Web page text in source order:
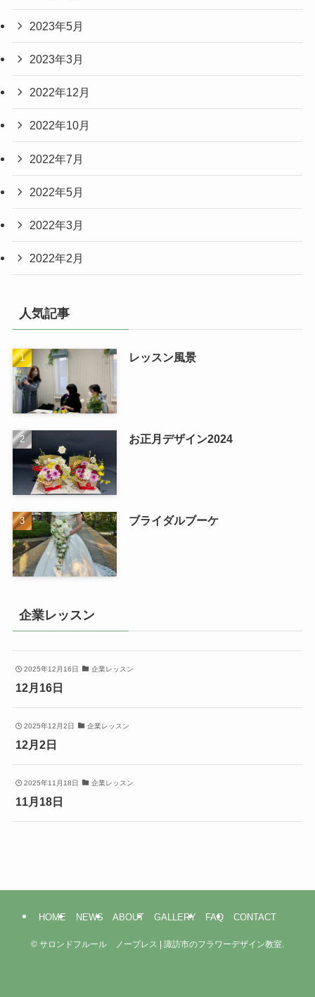
2023年5月
2023年3月
2022年12月
2022年10月
2022年7月
2022年5月
2022年3月
2022年2月
人気記事
レッスン風景
お正月デザイン2024
ブライダルブーケ
企業レッスン
2025年12月16日 企業レッスン
12月16日
2025年12月2日 企業レッスン
12月2日
2025年11月18日 企業レッスン
11月18日
HOME NEWS ABOUT GALLERY FAQ CONTACT
© サロンドフルール ノーブレス | 諏訪市のフラワーデザイン教室.